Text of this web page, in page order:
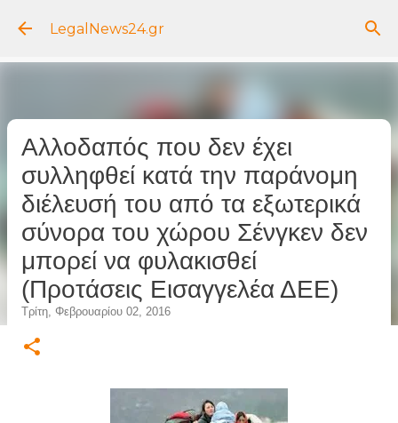
Μετάβαση στο κύριο περιεχόμενο
LegalNews24.gr
Αλλοδαπός που δεν έχει
συλληφθεί κατά την παράνομη
διέλευσή του από τα εξωτερικά
σύνορα του χώρου Σένγκεν δεν
μπορεί να φυλακισθεί
(Προτάσεις Εισαγγελέα ΔΕΕ)
Τρίτη, Φεβρουαρίου 02, 2016